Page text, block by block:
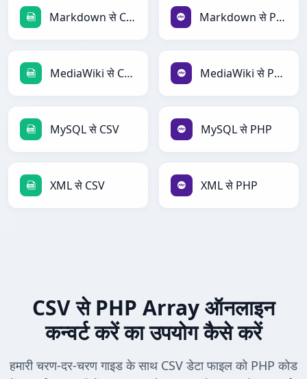
Markdown से CSV Markdown से PHP
MediaWiki से CSV MediaWiki से PHP
MySQL से CSV MySQL से PHP
XML से CSV XML से PHP
CSV से PHP Array ऑनलाइन
कन्वर्ट करें का उपयोग कैसे करें
हमारी चरण-दर-चरण गाइड के साथ CSV डेटा फाइल को PHP कोड